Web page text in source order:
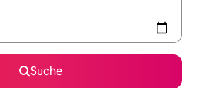
Suche